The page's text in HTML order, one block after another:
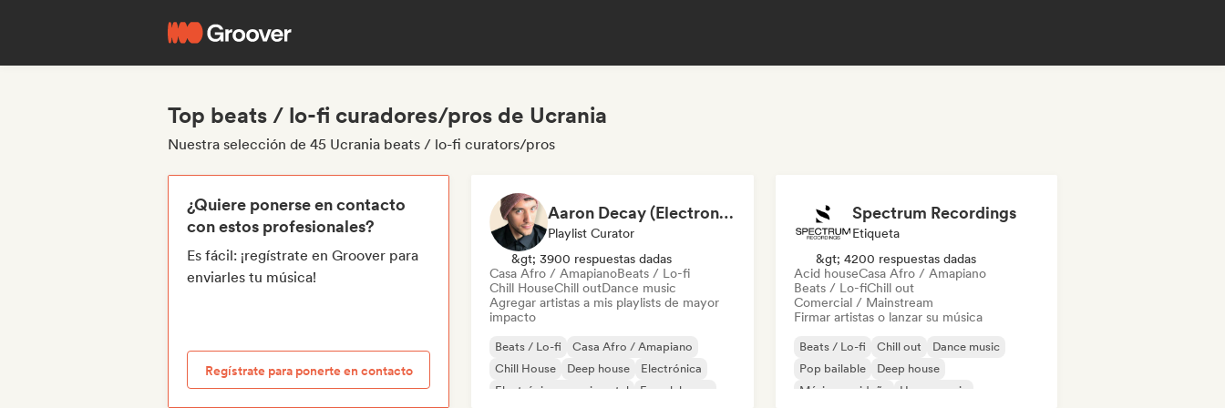
Top beats / lo-fi curadores/pros de Ucrania
Nuestra selección de 45 Ucrania beats / lo-fi curators/pros
¿Quiere ponerse en contacto
con estos profesionales?
Es fácil: ¡regístrate en Groover para
enviarles tu música!
Regístrate para ponerte en contacto
Aaron Decay (Electronic Dream & Chill Electronic Dream playlists)
Playlist Curator
&gt; 3900 respuestas dadas
Casa Afro / AmapianoBeats / Lo-fi
Chill HouseChill outDance music
Agregar artistas a mis playlists de mayor
impacto
Beats / Lo-fi
Casa Afro / Amapiano
Chill House
Deep house
Electrónica
Electrónica experimental
French house
Spectrum Recordings
Etiqueta
&gt; 4200 respuestas dadas
Acid houseCasa Afro / Amapiano
Beats / Lo-fiChill out
Comercial / Mainstream
Firmar artistas o lanzar su música
Beats / Lo-fi Chill out
Dance music
Pop bailable
Deep house
Música navideña
House music